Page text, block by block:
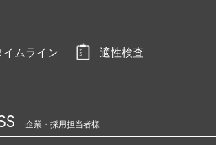
イムライン 適性検査
企業・採用担当者様